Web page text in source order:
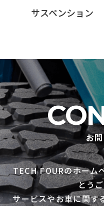
サスペンション
お
TECH FOURのホーム
とうご
サービスやお車に関す